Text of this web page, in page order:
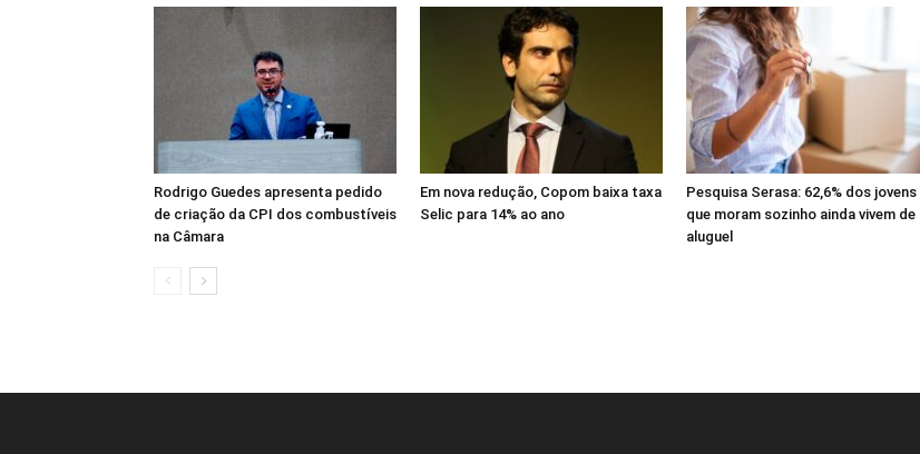
Rodrigo Guedes apresenta pedido
de criação da CPI dos combustíveis
na Câmara
Em nova redução, Copom baixa taxa
Selic para 14% ao ano
Pesquisa Serasa: 62,6% dos jovens
que moram sozinho ainda vivem de
aluguel